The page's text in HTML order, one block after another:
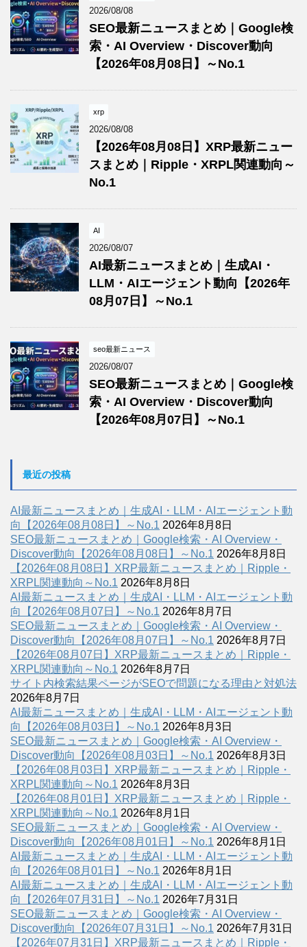
2026/08/08
SEO最新ニュースまとめ｜Google検
索・AI Overview・Discover動向
【2026年08月08日】～No.1
xrp
2026/08/08
【2026年08月08日】XRP最新ニュー
スまとめ｜Ripple・XRPL関連動向～
No.1
AI
2026/08/07
AI最新ニュースまとめ｜生成AI・
LLM・AIエージェント動向【2026年
08月07日】～No.1
seo最新ニュース
2026/08/07
SEO最新ニュースまとめ｜Google検
索・AI Overview・Discover動向
【2026年08月07日】～No.1
最近の投稿
AI最新ニュースまとめ｜生成AI・LLM・AIエージェント動
向【2026年08月08日】～No.1 2026年8月8日
SEO最新ニュースまとめ｜Google検索・AI Overview・
Discover動向【2026年08月08日】～No.1 2026年8月8日
【2026年08月08日】XRP最新ニュースまとめ｜Ripple・
XRPL関連動向～No.1 2026年8月8日
AI最新ニュースまとめ｜生成AI・LLM・AIエージェント動
向【2026年08月07日】～No.1 2026年8月7日
SEO最新ニュースまとめ｜Google検索・AI Overview・
Discover動向【2026年08月07日】～No.1 2026年8月7日
【2026年08月07日】XRP最新ニュースまとめ｜Ripple・
XRPL関連動向～No.1 2026年8月7日
サイト内検索結果ページがSEOで問題になる理由と対処法
2026年8月7日
AI最新ニュースまとめ｜生成AI・LLM・AIエージェント動
向【2026年08月03日】～No.1 2026年8月3日
SEO最新ニュースまとめ｜Google検索・AI Overview・
Discover動向【2026年08月03日】～No.1 2026年8月3日
【2026年08月03日】XRP最新ニュースまとめ｜Ripple・
XRPL関連動向～No.1 2026年8月3日
【2026年08月01日】XRP最新ニュースまとめ｜Ripple・
XRPL関連動向～No.1 2026年8月1日
SEO最新ニュースまとめ｜Google検索・AI Overview・
Discover動向【2026年08月01日】～No.1 2026年8月1日
AI最新ニュースまとめ｜生成AI・LLM・AIエージェント動
向【2026年08月01日】～No.1 2026年8月1日
AI最新ニュースまとめ｜生成AI・LLM・AIエージェント動
向【2026年07月31日】～No.1 2026年7月31日
SEO最新ニュースまとめ｜Google検索・AI Overview・
Discover動向【2026年07月31日】～No.1 2026年7月31日
【2026年07月31日】XRP最新ニュースまとめ｜Ripple・